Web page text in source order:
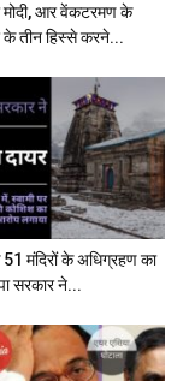
मोदी, आर वेंकटरमण के
के तीन हिस्से करने...
मंदिरों के अधिग्रहण का
सरकार ने...